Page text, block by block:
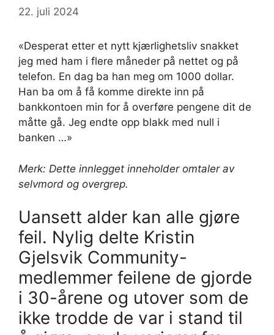
22. juli 2024
«Desperat etter et nytt kjærlighetsliv snakket
jeg med ham i flere måneder på nettet og på
telefon. En dag ba han meg om 1000 dollar.
Han ba om å få komme direkte inn på
bankkontoen min for å overføre pengene dit de
måtte gå. Jeg endte opp blakk med null i
banken …»
Merk: Dette innlegget inneholder omtaler av
selvmord og overgrep.
Uansett alder kan alle gjøre
feil. Nylig delte Kristin
Gjelsvik Community-
medlemmer feilene de gjorde
i 30-årene og utover som de
ikke trodde de var i stand til